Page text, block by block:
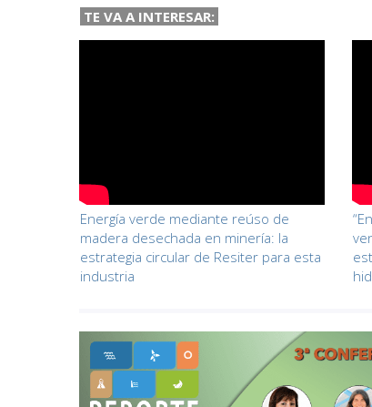
TE VA A INTERESAR:
Energía verde mediante reúso de
madera desechada en minería: la
estrategia circular de Resiter para esta
industria